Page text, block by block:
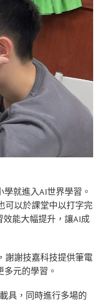
就進入AI世界學習。
可以於課堂中以打字完
能大幅提升，讓AI成
謝謝技嘉科技提供筆電
元的學習。
具，同時進行多場的